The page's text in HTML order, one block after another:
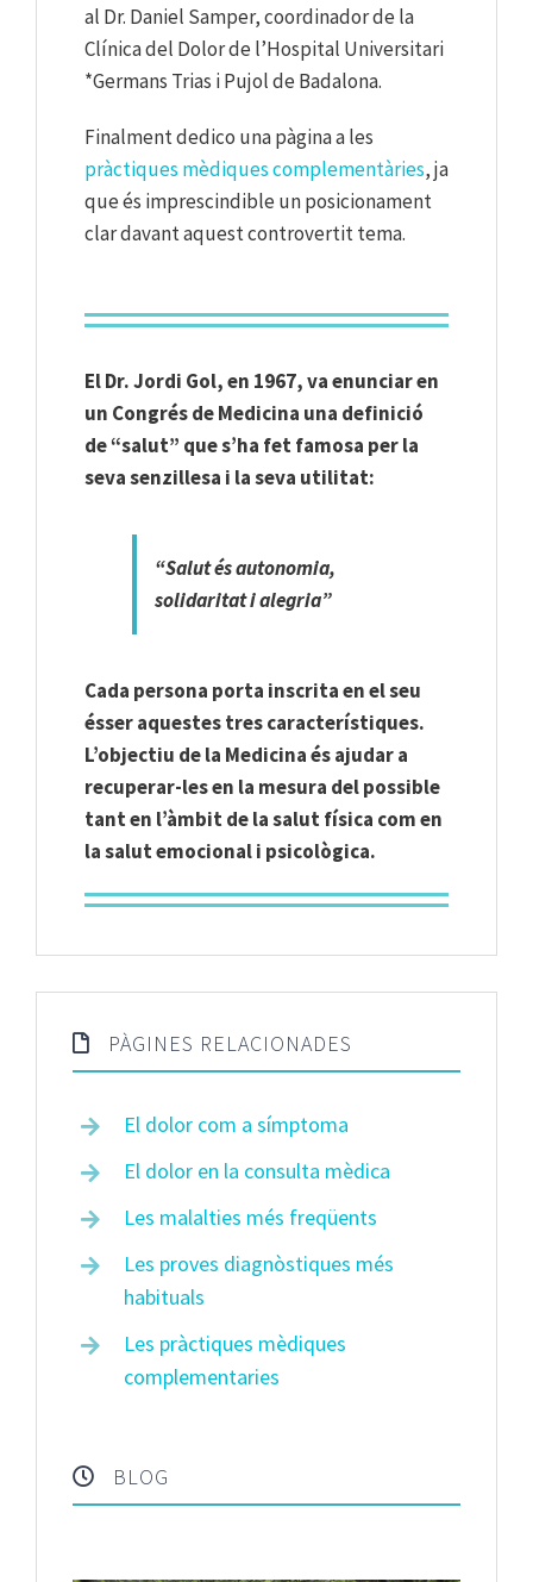
al Dr. Daniel Samper, coordinador de la
Clínica del Dolor de l’Hospital Universitari
*Germans Trias i Pujol de Badalona.
Finalment dedico una pàgina a les
pràctiques mèdiques complementàries, ja
que és imprescindible un posicionament
clar davant aquest controvertit tema.
El Dr. Jordi Gol, en 1967, va enunciar en
un Congrés de Medicina una definició
de “salut” que s’ha fet famosa per la
seva senzillesa i la seva utilitat:
“Salut és autonomia,
solidaritat i alegria”
Cada persona porta inscrita en el seu
ésser aquestes tres característiques.
L’objectiu de la Medicina és ajudar a
recuperar-les en la mesura del possible
tant en l’àmbit de la salut física com en
la salut emocional i psicològica.
PÀGINES RELACIONADES
El dolor com a símptoma
El dolor en la consulta mèdica
Les malalties més freqüents
Les proves diagnòstiques més
habituals
Les pràctiques mèdiques
complementaries
BLOG